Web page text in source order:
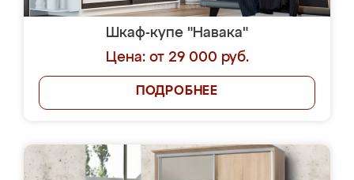
Шкаф-купе "Навака"
Цена: от 29 000 руб.
ПОДРОБНЕЕ